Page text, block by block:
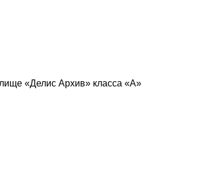
«Делис Архив» класса «А»